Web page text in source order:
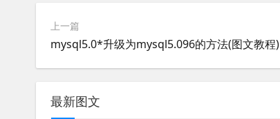
上一篇
mysql5.0*升级为mysql5.096的方法(图文教程)
最新图文